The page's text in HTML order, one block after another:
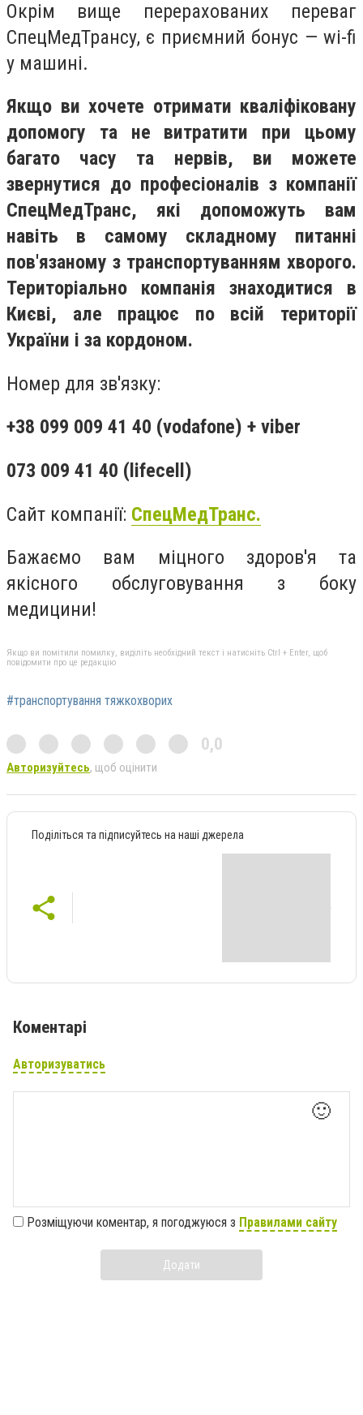
Окрім вище перерахованих переваг
СпецМедТрансу, є приємний бонус — wi-fi
у машині.
Якщо ви хочете отримати кваліфіковану
допомогу та не витратити при цьому
багато часу та нервів, ви можете
звернутися до професіоналів з компанії
СпецМедТранс, які допоможуть вам
навіть в самому складному питанні
пов'язаному з транспортуванням хворого.
Територіально компанія знаходитися в
Києві, але працює по всій території
України і за кордоном.
Номер для зв'язку:
+38 099 009 41 40 (vodafone) + viber
073 009 41 40 (lifecell)
Сайт компанії: СпецМедТранс.
Бажаємо вам міцного здоров'я та
якісного обслуговування з боку
медицини!
Якщо ви помітили помилку, виділіть необхідний текст і натисніть Ctrl + Enter, щоб
повідомити про це редакцію
#транспортування тяжкохворих
0,0
Авторизуйтесь, щоб оцінити
Поділіться та підписуйтесь на наші джерела
Коментарі
Авторизуватись
🙂
Розміщуючи коментар, я погоджуюся з Правилами сайту
Додати